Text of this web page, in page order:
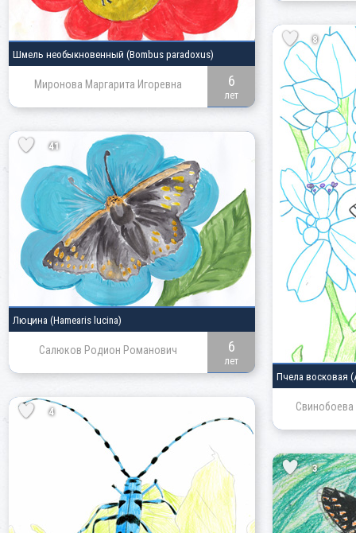
Шмель необыкновенный (Bombus paradoxus)
Миронова Маргарита Игоревна 6
лет
8
Пчела восковая
41
Люцина (Hamearis lucina)
Салюков Родион Романович 6
лет
4
3